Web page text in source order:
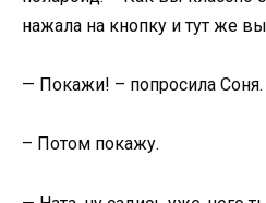
нажала на кнопку и тут же
— Покажи! – попросила Соня.
– Потом покажу.